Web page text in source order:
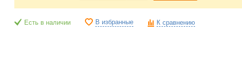
Есть в наличии В избранные К сравнению